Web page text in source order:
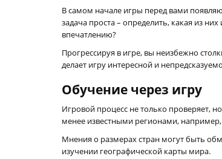
В самом начале игры перед вами
задача проста – определить, какая из
впечатлению?
Прогрессируя в игре, вы неизбежно
делает игру интересной и
Обучение через игру
Игровой процесс не только проверяет,
менее известными регионами,
Мнения о размерах стран могут быть
изучении географической карты мира.